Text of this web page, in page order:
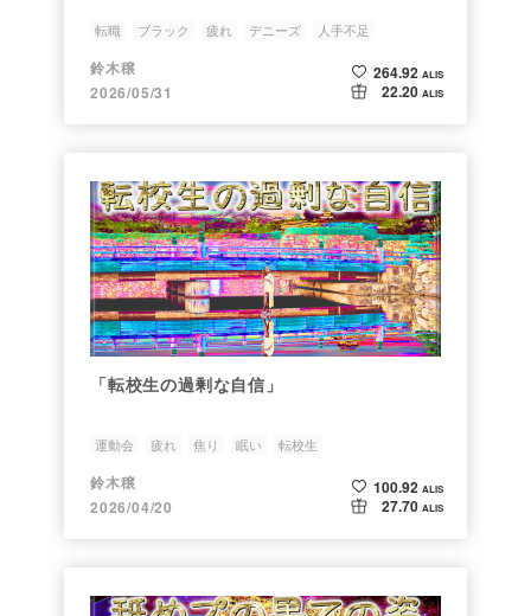
転職 ブラック 疲れ デニーズ 人手不足
鈴木穣
2026/05/31
264.92 ALIS
22.20 ALIS
「転校生の過剰な自信」
運動会 疲れ 焦り 眠い 転校生
鈴木穣
2026/04/20
100.92 ALIS
27.70 ALIS